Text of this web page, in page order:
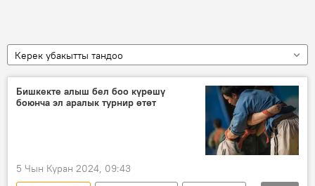
Керек убакытты тандоо
Бишкекте алыш бел боо күрөшү
боюнча эл аралык турнир өтөт
5 Чын Куран 2024, 09:43